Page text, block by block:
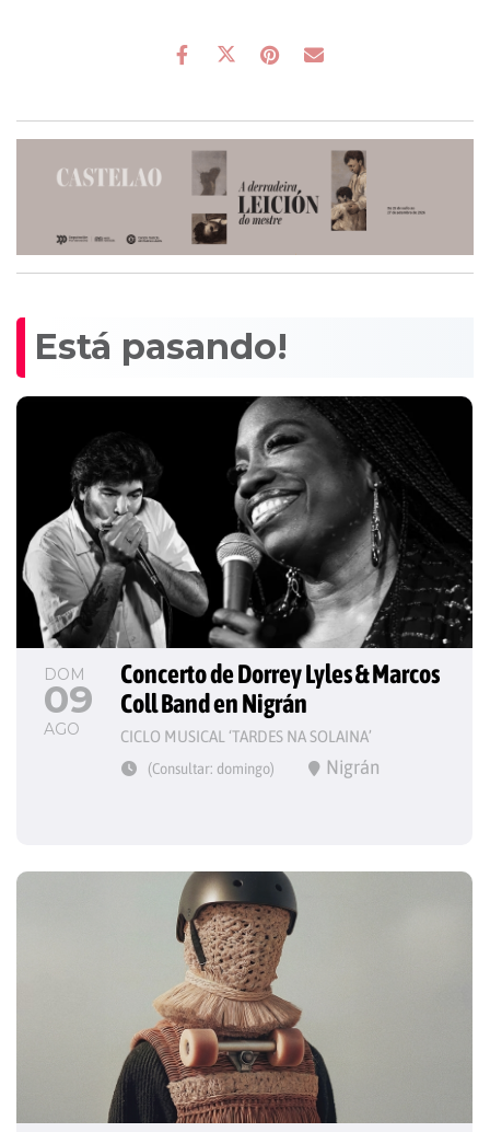
Está pasando!
DOM
09
AGO
Concerto de Dorrey Lyles & Marcos
Coll Band en Nigrán
CICLO MUSICAL ‘TARDES NA SOLAINA’
(Consultar: domingo) Nigrán